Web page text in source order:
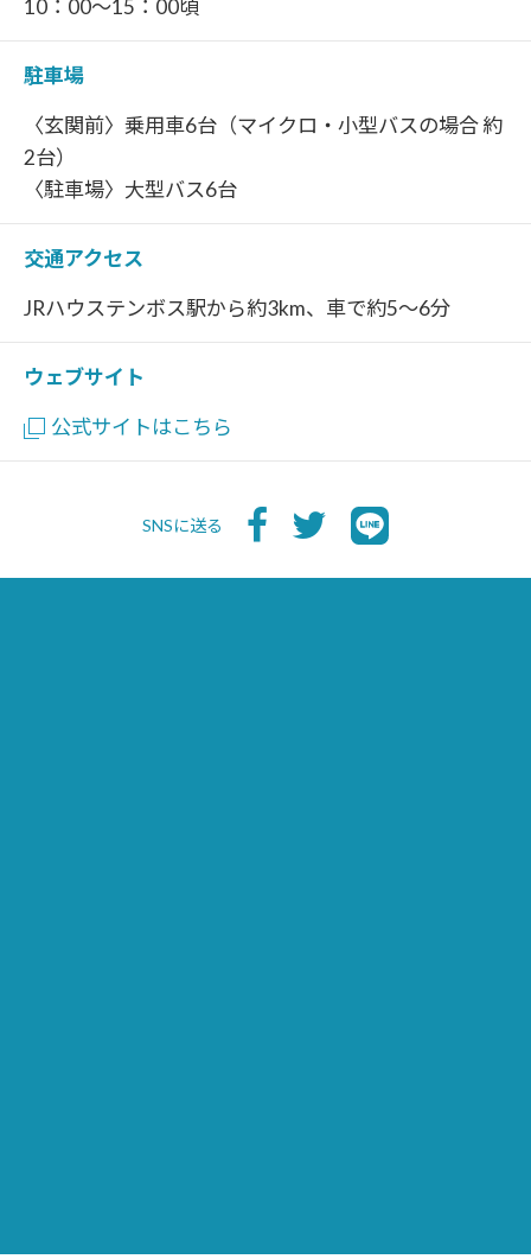
10：00～15：00頃
駐車場
〈玄関前〉乗用車6台（マイクロ・小型バスの場合 約
2台）
〈駐車場〉大型バス6台
交通アクセス
JRハウステンボス駅から約3km、車で約5～6分
ウェブサイト
公式サイトはこちら
SNSに送る